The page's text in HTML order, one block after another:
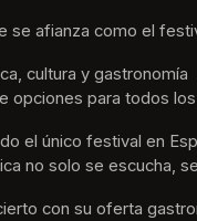
se afianza como el
cultura y
opciones para todos
el único festival en
no solo se escucha,
con su oferta